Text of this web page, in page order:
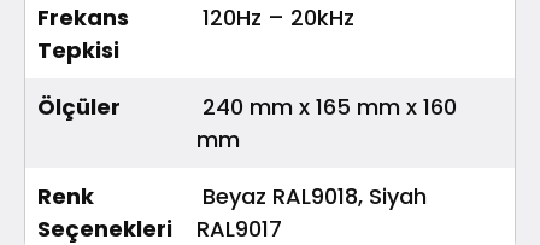
Frekans
Tepkisi
120Hz – 20kHz
Ölçüler
240 mm x 165 mm x 160
mm
Renk
Seçenekleri
Beyaz RAL9018, Siyah
RAL9017